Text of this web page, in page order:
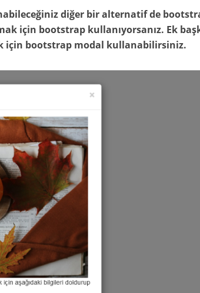
diğer bir alternatif de
için bootstrap kullanıyorsanız. Ek
için bootstrap modal kullanabilirsiniz.